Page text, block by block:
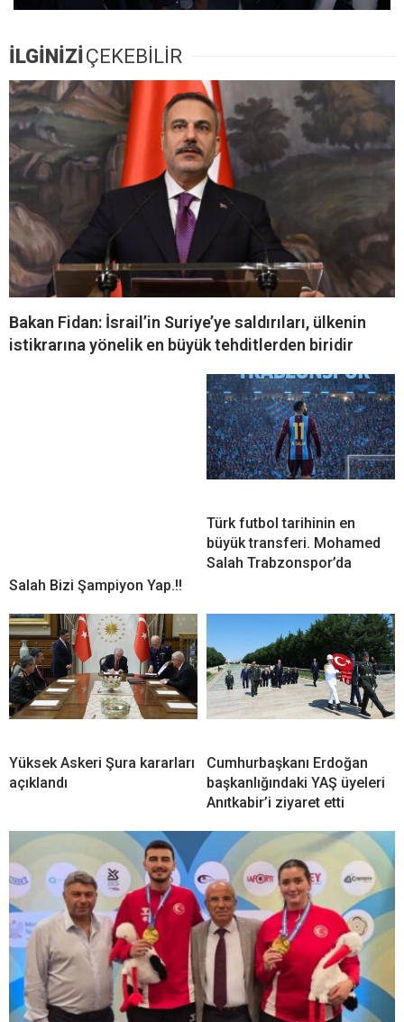
İLGİNİZİÇEKEBİLİR
Bakan Fidan: İsrail’in Suriye’ye saldırıları, ülkenin
istikrarına yönelik en büyük tehditlerden biridir
Salah Bizi Şampiyon Yap.!!
Türk futbol tarihinin en
büyük transferi. Mohamed
Salah Trabzonspor’da
Yüksek Askeri Şura kararları
açıklandı
Cumhurbaşkanı Erdoğan
başkanlığındaki YAŞ üyeleri
Anıtkabir’i ziyaret etti